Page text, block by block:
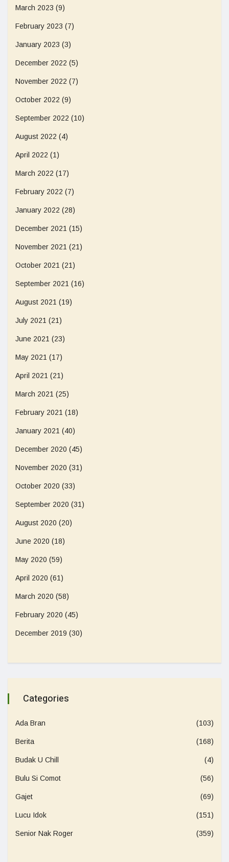
March 2023 (9)
February 2023 (7)
January 2023 (3)
December 2022 (5)
November 2022 (7)
October 2022 (9)
September 2022 (10)
August 2022 (4)
April 2022 (1)
March 2022 (17)
February 2022 (7)
January 2022 (28)
December 2021 (15)
November 2021 (21)
October 2021 (21)
September 2021 (16)
August 2021 (19)
July 2021 (21)
June 2021 (23)
May 2021 (17)
April 2021 (21)
March 2021 (25)
February 2021 (18)
January 2021 (40)
December 2020 (45)
November 2020 (31)
October 2020 (33)
September 2020 (31)
August 2020 (20)
June 2020 (18)
May 2020 (59)
April 2020 (61)
March 2020 (58)
February 2020 (45)
December 2019 (30)
Categories
Ada Bran (103)
Berita (168)
Budak U Chill (4)
Bulu Si Comot (56)
Gajet (69)
Lucu Idok (151)
Senior Nak Roger (359)